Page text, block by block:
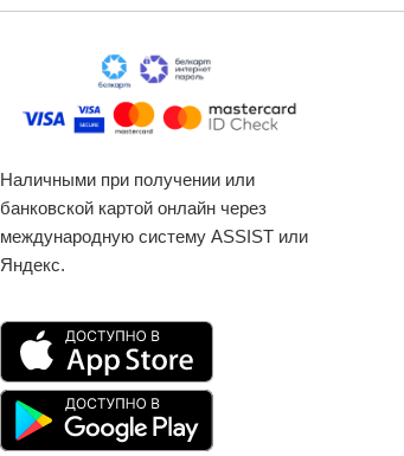
Наличными при получении или
банковской картой онлайн через
международную систему ASSIST или
Яндекс.